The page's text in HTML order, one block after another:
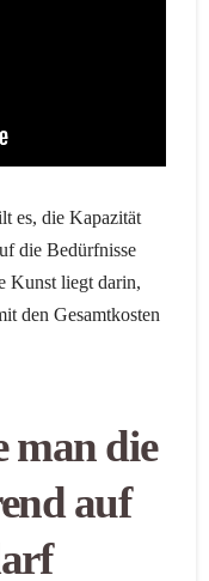
es, die Kapazität
die Bedürfnisse
Kunst liegt darin,
den Gesamtkosten
man die
auf